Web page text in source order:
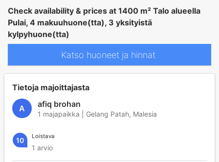
Check availability & prices at 1400 m² Talo alueella
Pulai, 4 makuuhuone(tta), 3 yksityistä
kylpyhuone(tta)
Katso huoneet ja hinnat
Tietoja majoittajasta
A afiq brohan
1 majapaikka | Gelang Patah, Malesia
10 Loistava
1 arvio